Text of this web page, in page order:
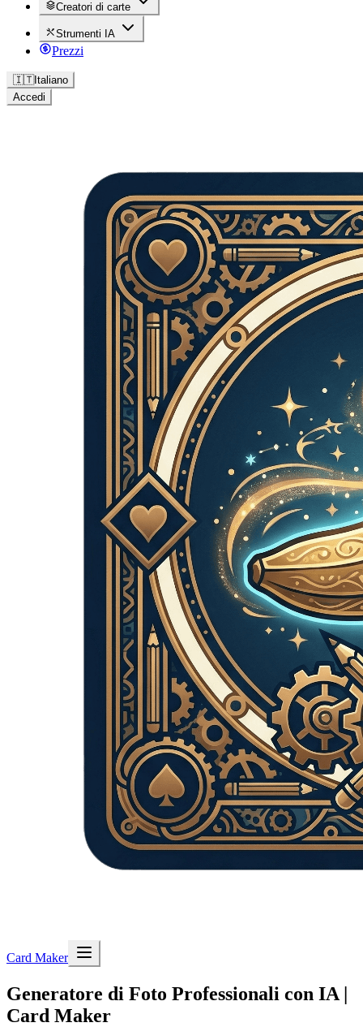
Creatori di carte
Strumenti IA
Prezzi
🇮🇹Italiano
Accedi
Card Maker
Generatore di Foto Professionali con IA |
Card Maker